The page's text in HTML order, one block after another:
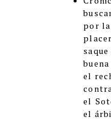
por
el
el
el